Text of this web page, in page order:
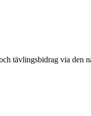
tävlingsbidrag via den